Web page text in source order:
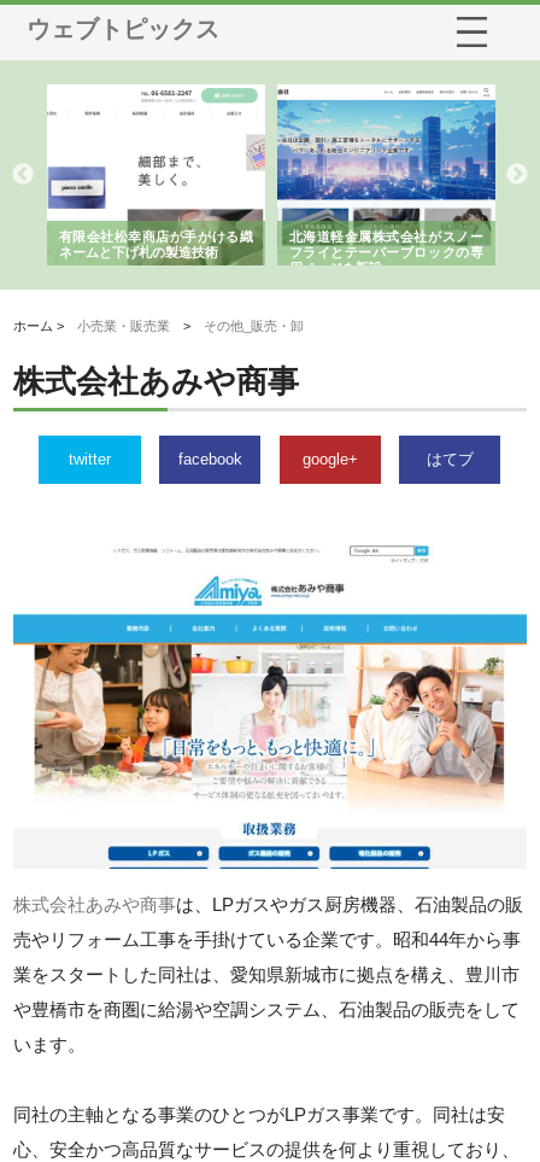
ウェブトピックス
有限会社松幸商店が手がける織
ネームと下げ札の製造技術
北海道軽金属株式会社がスノー
フライとテーパーブロックの専
用ページを新設
ホーム >小売業・販売業 > その他_販売・卸
株式会社あみや商事
twitter facebook google+ はてブ
株式会社あみや商事は、LPガスやガス厨房機器、石油製品の販
売やリフォーム工事を手掛けている企業です。昭和44年から事
業をスタートした同社は、愛知県新城市に拠点を構え、豊川市
や豊橋市を商圏に給湯や空調システム、石油製品の販売をして
います。
同社の主軸となる事業のひとつがLPガス事業です。同社は安
心、安全かつ高品質なサービスの提供を何より重視しており、